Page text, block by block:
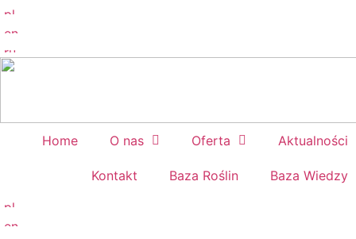
Home O nas Oferta Aktualności
Kontakt Baza Roślin Baza Wiedzy